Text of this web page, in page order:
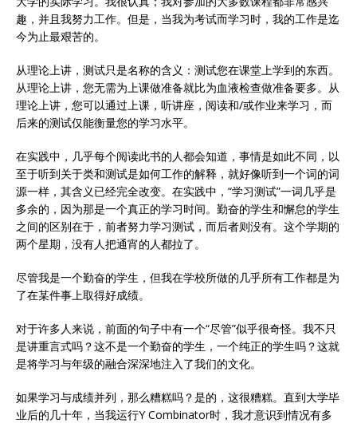
趣，并且我努力工作。但是，当我为考试而学习时，我的工作是迄
今为止最艰苦的。
从理论上讲，测试只是名称的含义：测试您在课堂上学到的东西。
从理论上讲，您无需为上课做准备就比为血液检查做准备要多。从
理论上讲，您可以通过上课，听讲座，阅读和/或作业来学习，而
后来的测试仅能衡量您的学习水平。
在实践中，几乎每个阅读此书的人都会知道，事情是如此不同，以
至于听到关于类和测试是如何工作的解释，就好像听到一个词的词
源一样，其含义已经完全改变。在实践中，“学习测试”一词几乎是
多余的，因为那是一个真正的学习时间。勤奋的学生和懈怠的学生
之间的区别在于，前者努力学习测试，而后者则没有。这个学期的
两个星期，没有人把通宵的人都拉了。
尽管我是一个勤奋的学生，但我在学校所做的几乎所有工作都是为
了在某件事上取得好成绩。
对于许多人来说，前面的句子中有一个“尽管”似乎很奇怪。我不只
是讲重言式吗？这不是一个勤奋的学生，一个纯正的学生吗？这就
是将学习与年级的融合深深地注入了我们的文化。
如果学习与成绩并列，那么糟糕吗？是的，这很糟糕。直到大学毕
业后的几十年，当我运行Y Combinator时，我才意识到情况有多